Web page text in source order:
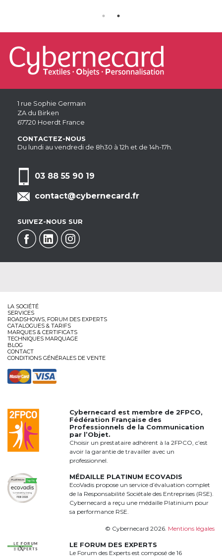
1 rue Sophie Germain
ZA du Birken
67720 Hoerdt France
CONTACTEZ-NOUS
Du lundi au vendredi de 8h30 à 12h et de 14h-17h.
03 88 55 90 19
contact@cybernecard.fr
SUIVEZ-NOUS SUR
LA SOCIÉTÉ
SERVICES
ROADSHOWS, FORUM DES EXPERTS
CATALOGUES & TARIFS
MARQUES & CERTIFICATS
TECHNIQUES MARQUAGE
BLOG
CONTACT
CONDITIONS GÉNÉRALES DE VENTE
Cybernecard est membre de2FPCO,
Fédération Française des
Professionnels de la Communication
par l’Objet.
Choisir un prestataire adhérent à la 2FPCO, c’est
avoir la garantie de travailler avec un
professionnel.
MÉDAILLE PLATINUM ECOVADIS
EcoVadis propose un service d’évaluation complet
de la Responsabilité Sociétale des Entreprises (RSE).
Cybernecard a reçu une médaille Platinium pour
sa performance RSE.
© Cybernecard 2026. Mentions légales
LE FORUM DES EXPERTS
Le Forum des Experts est composé de 16